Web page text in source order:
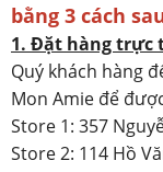
bằng 3 cách
1. Đặt hàng trực
Quý khách hàng
Mon Amie để
Store 1: 357
Store 2: 114 Hồ